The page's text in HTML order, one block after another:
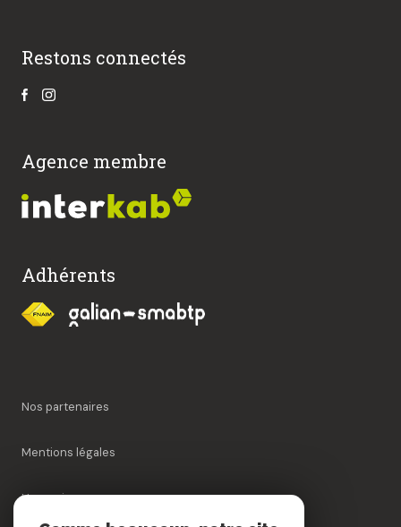
Restons connectés
Agence membre
Adhérents
Nos partenaires
Mentions légales
Honoraires